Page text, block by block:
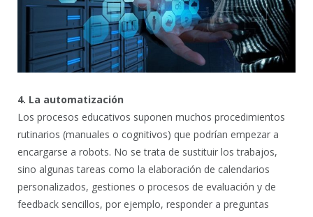
4. La automatización
Los procesos educativos suponen muchos procedimientos
rutinarios (manuales o cognitivos) que podrían empezar a
encargarse a robots. No se trata de sustituir los trabajos,
sino algunas tareas como la elaboración de calendarios
personalizados, gestiones o procesos de evaluación y de
feedback sencillos, por ejemplo, responder a preguntas